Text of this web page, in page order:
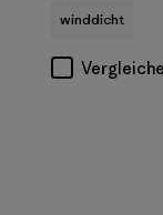
winddicht